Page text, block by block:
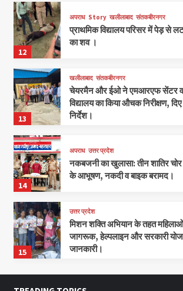
12
अपराध Story खलीलाबाद संतकबीरनगर
प्राथमिक विद्यालय परिसर में पेड़ से
का शव ।
13
खलीलाबाद संतकबीरनगर
चेयरमैन और ईओ ने एमआरएफ सेंटर व
विद्यालय का किया औचक निरीक्षण,
निर्देश।
14
अपराध उत्तर प्रदेश
नकबजनी का खुलासा: तीन शातिर चोर
के आभूषण, नकदी व बाइक बरामद।
15
उत्तर प्रदेश
मिशन शक्ति अभियान के तहत
जागरूक, हेल्पलाइन और सरकारी
जानकारी।